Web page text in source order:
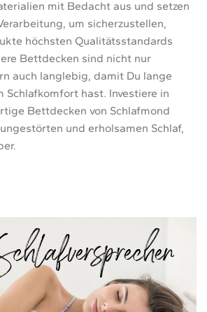
mit Bedacht aus und setzen
um sicherzustellen,
höchsten Qualitätsstandards
Bettdecken sind nicht nur
auch langlebig, damit Du lange
Schlafkomfort hast. Investiere in
Bettdecken von Schlafmond
und erholsamen Schlaf,